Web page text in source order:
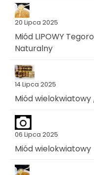
20 Lipca 2025
Miód LIPOWY
Naturalny
14 Lipca 2025
Miód wielokwiatowy
06 Lipca 2025
Miód wielokwiatowy